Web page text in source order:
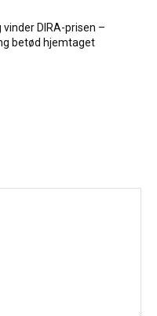
vinder DIRA-prisen –
betød hjemtaget